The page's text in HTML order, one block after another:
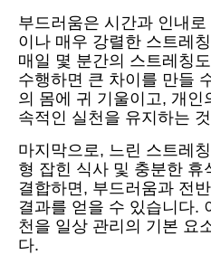
부드러움은 시간과 인내
이나 매우 강렬한 스트레
매일 몇 분간의 스트레칭
수행하면 큰 차이를 만들
의 몸에 귀 기울이고, 개인
속적인 실천을 유지하는
마지막으로, 느린 스트레
형 잡힌 식사 및 충분한
결합하면, 부드러움과 전
결과를 얻을 수 있습니다.
천을 일상 관리의 기본 요
다.